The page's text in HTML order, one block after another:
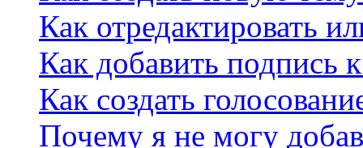
Как отредактировать
Как добавить подпись
Как создать
Почему я не могу